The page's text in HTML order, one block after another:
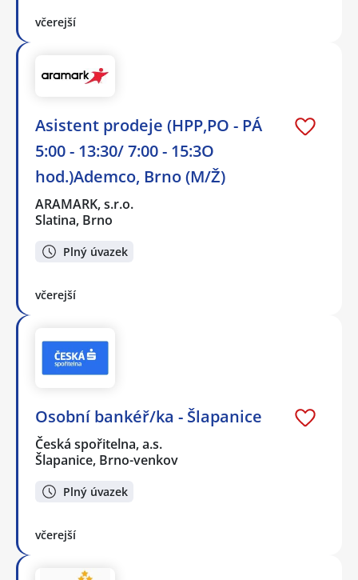
včerejší
Asistent prodeje (HPP,PO - PÁ
5:00 - 13:30/ 7:00 - 15:3O
hod.)Ademco, Brno (M/Ž)
ARAMARK, s.r.o.
Slatina, Brno
Plný úvazek
včerejší
Osobní bankéř/ka - Šlapanice
Česká spořitelna, a.s.
Šlapanice, Brno-venkov
Plný úvazek
včerejší